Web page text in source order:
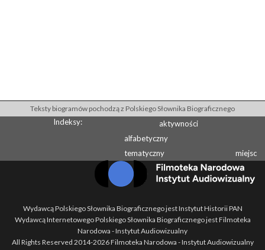
Teksty biogramów pochodzą z Polskiego Słownika Biograficznego
Indeksy:
aktywności
alfabetyczny
tematyczny
miejsc
Wydawcą Polskiego Słownika Biograficznego jest Instytut Historii PAN
Wydawcą Internetowego Polskiego Słownika Biograficznego jest Filmoteka
Narodowa - Instytut Audiowizualny
All Rights Reserved 2014-2026Filmoteka Narodowa - Instytut Audiowizualny